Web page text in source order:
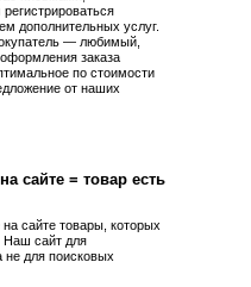
дополнительных услуг.
— любимый,
заказа
по стоимости
от наших
сайте = товар есть
сайте товары, которых
Наш сайт для
не для поисковых